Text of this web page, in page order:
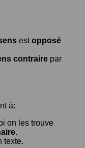
estopposé
contraire par
à:
on les trouve
texte.